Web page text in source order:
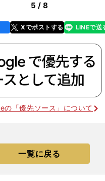
5 / 8
Xでポストする
line LINEで送
の「優先ソース」について
一覧に戻る